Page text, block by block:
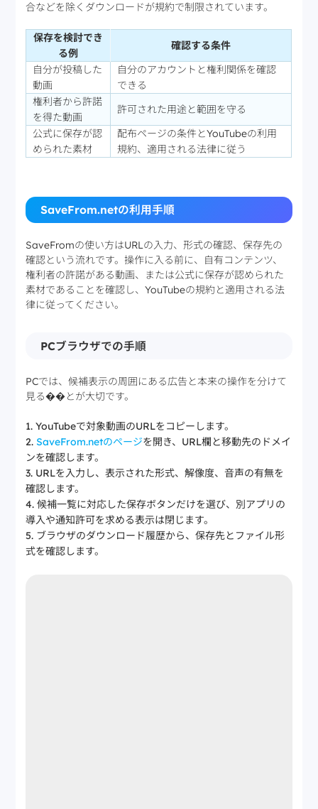
合などを除くダウンロードが規約で制限されています。
保存を検討でき
る例
確認する条件
自分が投稿した
動画
自分のアカウントと権利関係を確認
できる
権利者から許諾
を得た動画
許可された用途と範囲を守る
公式に保存が認
められた素材
配布ページの条件とYouTubeの利用
規約、適用される法律に従う
SaveFrom.netの利用手順
SaveFromの使い方はURLの入力、形式の確認、保存先の
確認という流れです。操作に入る前に、自有コンテンツ、
権利者の許諾がある動画、または公式に保存が認められた
素材であることを確認し、YouTubeの規約と適用される法
律に従ってください。
PCブラウザでの手順
PCでは、候補表示の周囲にある広告と本来の操作を分けて
見る��とが大切です。
YouTubeで対象動画のURLをコピーします。
SaveFrom.netのページを開き、URL欄と移動先のドメイ
ンを確認します。
URLを入力し、表示された形式、解像度、音声の有無を
確認します。
候補一覧に対応した保存ボタンだけを選び、別アプリの
導入や通知許可を求める表示は閉じます。
ブラウザのダウンロード履歴から、保存先とファイル形
式を確認します。